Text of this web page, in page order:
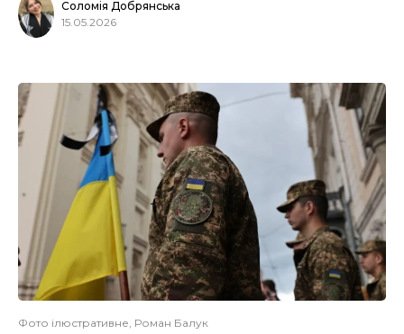
Соломія Добрянська
15.05.2026
Фото ілюстративне, Роман Балук